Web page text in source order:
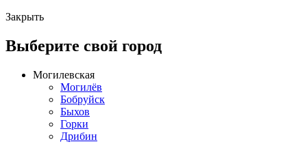
Закрыть
Выберите свой город
Могилевская
Могилёв
Бобруйск
Быхов
Горки
Дрибин